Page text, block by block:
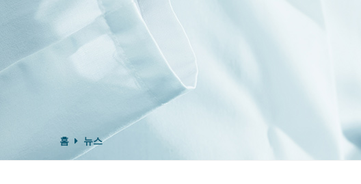
홈 뉴스